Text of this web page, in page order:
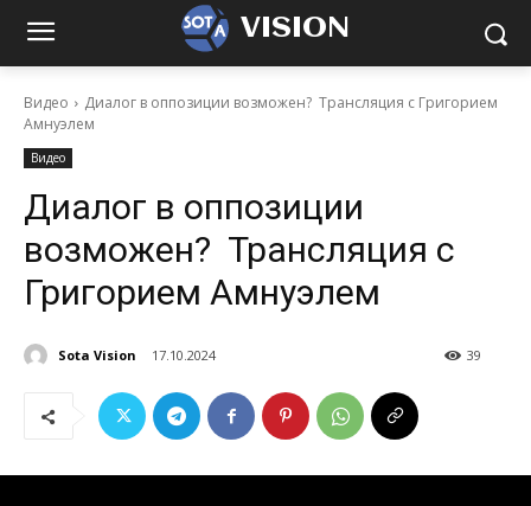
VISION
Видео
Диалог в оппозиции возможен? Трансляция с Григорием
Амнуэлем
Видео
Диалог в оппозиции
возможен? Трансляция с
Григорием Амнуэлем
Sota Vision 17.10.2024 39